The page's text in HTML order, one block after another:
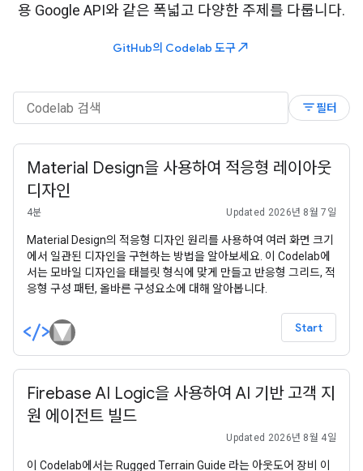
용 Google API와 같은 폭넓고 다양한 주제를 다룹니다.
GitHub의 Codelab 도구north_east
filter_list필터
Material Design을 사용하여 적응형 레이아웃
디자인
4분 Updated 2026년 8월 7일
Material Design의 적응형 디자인 원리를 사용하여 여러 화면 크기
에서 일관된 디자인을 구현하는 방법을 알아보세요. 이 Codelab에
서는 모바일 디자인을 태블릿 형식에 맞게 만들고 반응형 그리드, 적
응형 구성 패턴, 올바른 구성요소에 대해 알아봅니다.
Start
Firebase AI Logic을 사용하여 AI 기반 고객 지
원 에이전트 빌드
Updated 2026년 8월 4일
이 Codelab에서는 Rugged Terrain Guide 라는 아웃도어 장비 이